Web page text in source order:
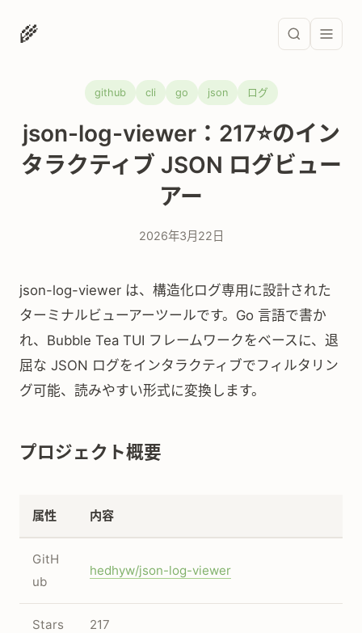
🌾
github cli go json ログ
json-log-viewer：217⭐のイン
タラクティブ JSON ログビュー
アー
2026年3月22日
json-log-viewer は、構造化ログ専用に設計された
ターミナルビューアーツールです。Go 言語で書か
れ、Bubble Tea TUI フレームワークをベースに、退
屈な JSON ログをインタラクティブでフィルタリン
グ可能、読みやすい形式に変換します。
プロジェクト概要
属性 内容
GitH
ub
hedhyw/json-log-viewer
Stars 217